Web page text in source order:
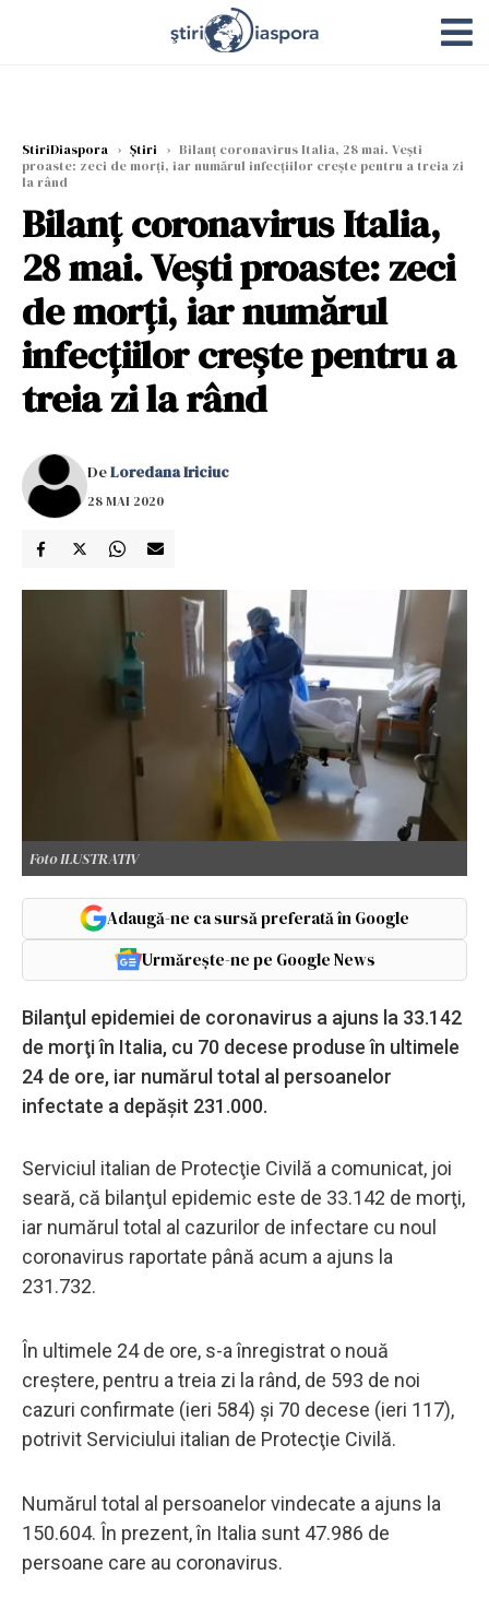
StiriDiaspora › Știri › Bilanț coronavirus Italia, 28 mai. Vești
proaste: zeci de morți, iar numărul infecțiilor crește pentru a treia zi
la rând
Bilanț coronavirus Italia,
28 mai. Vești proaste: zeci
de morți, iar numărul
infecțiilor crește pentru a
treia zi la rând
DeLoredana Iriciuc
28 MAI 2020
Foto ILUSTRATIV
Adaugă-ne ca sursă preferată în Google
Urmărește-ne pe Google News
Bilanţul epidemiei de coronavirus a ajuns la 33.142
de morţi în Italia, cu 70 decese produse în ultimele
24 de ore, iar numărul total al persoanelor
infectate a depăşit 231.000.
Serviciul italian de Protecţie Civilă a comunicat, joi
seară, că bilanţul epidemic este de 33.142 de morţi,
iar numărul total al cazurilor de infectare cu noul
coronavirus raportate până acum a ajuns la
231.732.
În ultimele 24 de ore, s-a înregistrat o nouă
creștere, pentru a treia zi la rând, de 593 de noi
cazuri confirmate (ieri 584) şi 70 decese (ieri 117),
potrivit Serviciului italian de Protecţie Civilă.
Numărul total al persoanelor vindecate a ajuns la
150.604. În prezent, în Italia sunt 47.986 de
persoane care au coronavirus.